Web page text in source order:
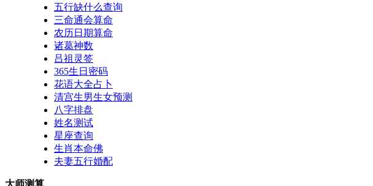
五行缺什么查询
三命通会算命
农历日期算命
诸葛神数
吕祖灵签
365生日密码
花语大全占卜
清宫生男生女预测
八字排盘
姓名测试
星座查询
生肖本命佛
夫妻五行婚配
大师测算